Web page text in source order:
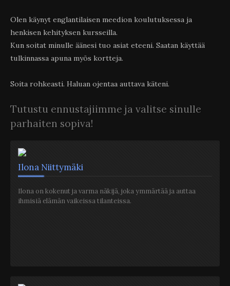
Olen käynyt englantilaisen meedion koulutuksessa ja
henkisen kehityksen kursseilla.
Kun soitat minulle äänesi tuo asiat eteeni. Saatan käyttää
tulkinnassa apuna myös kortteja.
Soita rohkeasti. Haluan ojentaa auttava käteni.
Tutustu ennustajiimme ja valitse sinulle
parhaiten sopiva!
Ilona Niittymäki
Ilona on kokenut ja varma näkijä, joka ymmärtää ja auttaa
ihmisiä elämän vaikeissa tilanteissa.